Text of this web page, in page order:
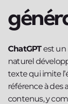
ChatGPTest un
naturel
texte qui imite
référence à des
contenus, y